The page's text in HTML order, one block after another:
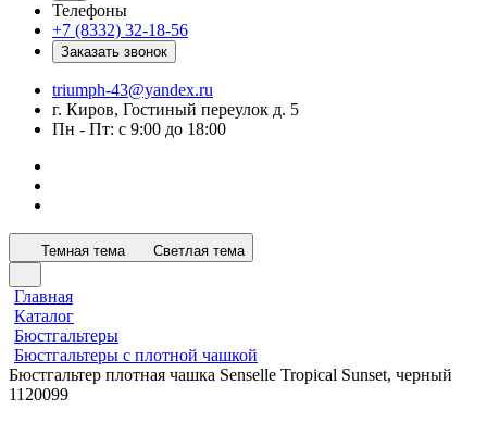
Телефоны
+7 (8332) 32-18-56
Заказать звонок
triumph-43@yandex.ru
г. Киров, Гостиный переулок д. 5
Пн - Пт: с 9:00 до 18:00
Темная тема Светлая тема
Главная
Каталог
Бюстгальтеры
Бюстгальтеры с плотной чашкой
Бюстгальтер плотная чашка Senselle Tropical Sunset, черный
1120099